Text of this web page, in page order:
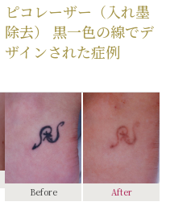
ピコレーザー（入れ墨
除去） 黒一色の線でデ
ザインされた症例
Before After